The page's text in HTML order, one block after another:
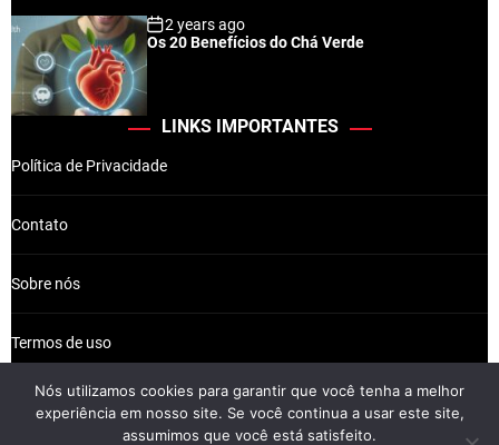
2 years ago
Os 20 Benefícios do Chá Verde
LINKS IMPORTANTES
Política de Privacidade
Contato
Sobre nós
Termos de uso
Nós utilizamos cookies para garantir que você tenha a melhor
experiência em nosso site. Se você continua a usar este site,
assumimos que você está satisfeito.